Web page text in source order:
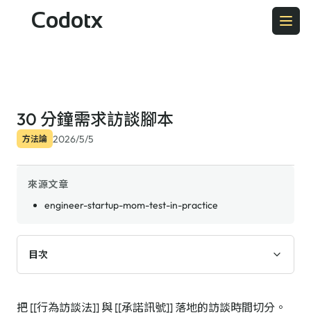
Codotx
30 分鐘需求訪談腳本
方法論 2026/5/5
來源文章
engineer-startup-mom-test-in-practice
目次
把 [[行為訪談法]] 與 [[承諾訊號]] 落地的訪談時間切分。